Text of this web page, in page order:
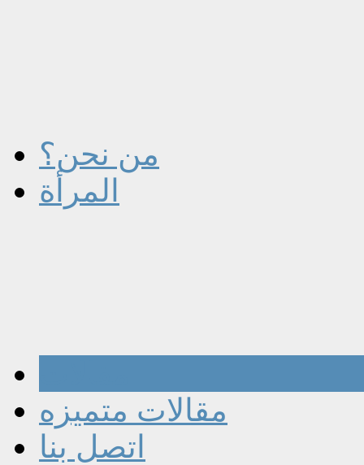
من نحن؟
المرأة
مقالات متميزه
اتصل بنا